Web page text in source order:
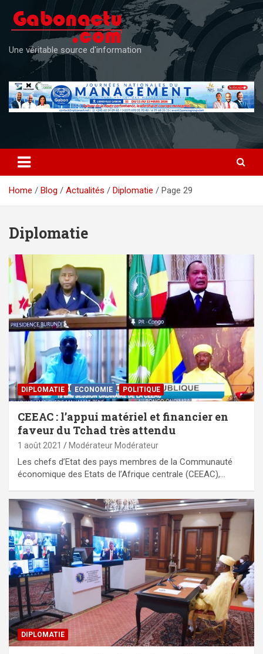
content
Une véritable source d'information
Home Blog Actualités Diplomatie Page 29
Diplomatie
DIPLOMATIE ECONOMIE POLITIQUE
CEEAC : l’appui matériel et financier en
faveur du Tchad très attendu
1 août 2021 Modérateur Modérateur
Les chefs d’Etat des pays membres de la Communauté
économique des Etats de l’Afrique centrale (CEEAC),…
DIPLOMATIE